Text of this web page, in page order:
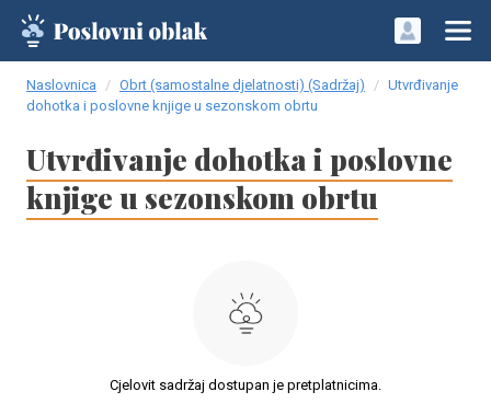
Naslovnica Obrt (samostalne djelatnosti) (Sadržaj)
Utvrđivanje
dohotka i poslovne knjige u sezonskom obrtu
Utvrđivanje dohotka i poslovne
knjige u sezonskom obrtu
Cjelovit sadržaj dostupan je pretplatnicima.